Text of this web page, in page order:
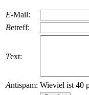
E-Mail:
Betreff:
Text:
Antispam: Wieviel ist 40